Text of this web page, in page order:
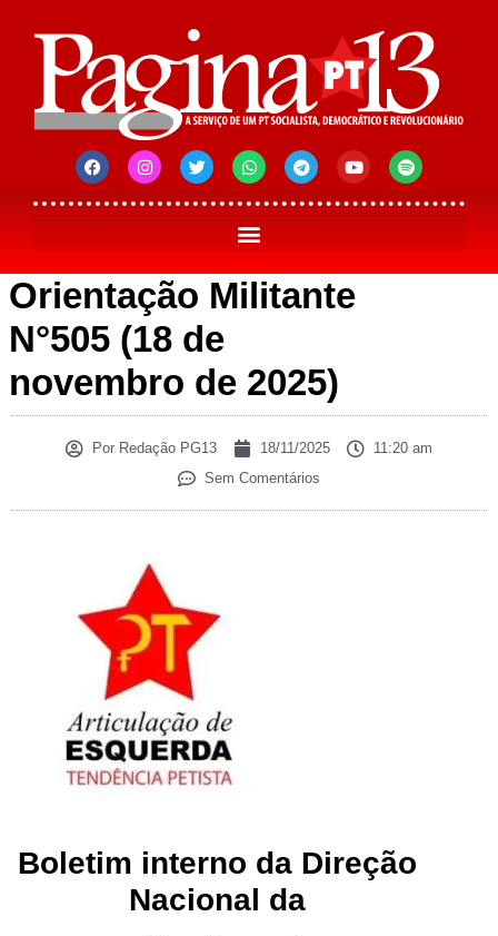
Orientação Militante
N°505 (18 de
novembro de 2025)
Por Redação PG13 18/11/2025
11:20 am
Sem Comentários
Boletim interno da Direção
Nacional da